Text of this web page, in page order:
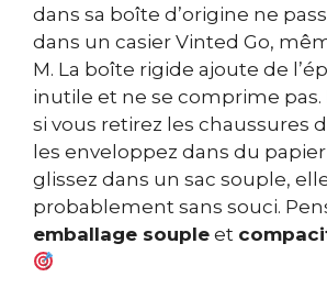
dans sa boîte d’origine ne
dans un casier Vinted Go,
M. La boîte rigide ajoute de
inutile et ne se comprime pas.
si vous retirez les chaussures
les enveloppez dans du
glissez dans un sac souple,
probablement sans souci.
emballage souple et